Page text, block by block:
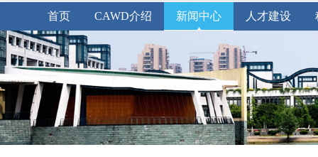
首页 CAWD介绍 新闻中心 人才建设